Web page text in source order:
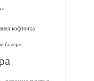
кофточка
болеро